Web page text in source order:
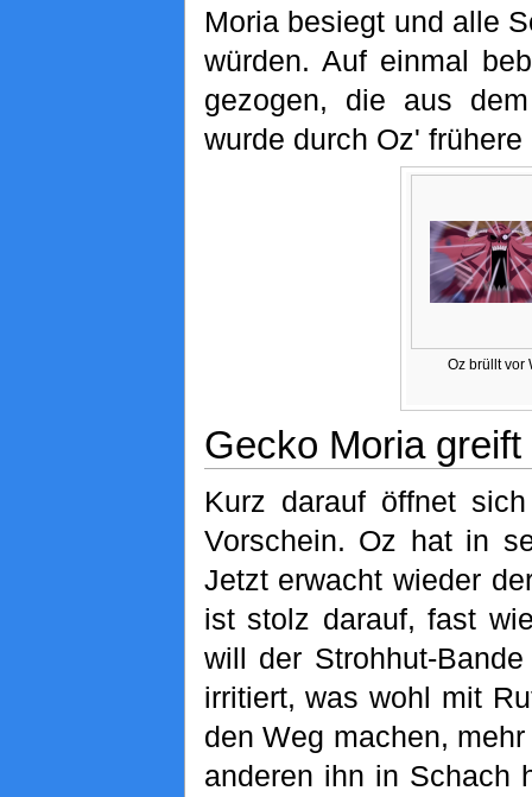
Moria besiegt und alle
würden. Auf einmal
gezogen, die aus
wurde durch Oz'
Oz brüllt vor
Gecko Moria greift
Kurz darauf öffnet
Vorschein. Oz hat in
Jetzt erwacht wieder
ist stolz darauf, fast
will der Strohhut-
irritiert, was wohl mit
den Weg machen,
anderen ihn in Schach